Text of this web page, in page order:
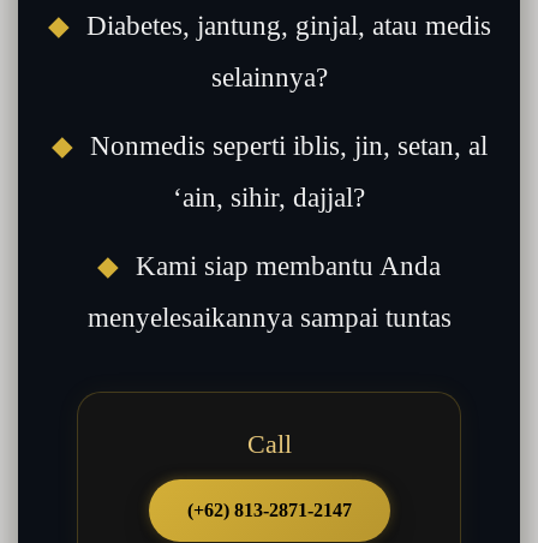
◆ Diabetes, jantung, ginjal, atau medis
selainnya?
◆ Nonmedis seperti iblis, jin, setan, al
‘ain, sihir, dajjal?
◆ Kami siap membantu Anda
menyelesaikannya sampai tuntas
Call
(+62) 813-2871-2147